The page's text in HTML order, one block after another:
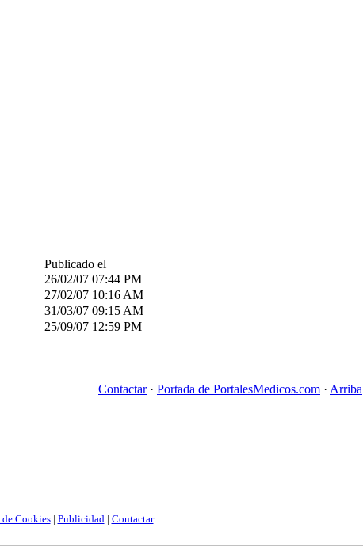
Publicado el
26/02/07 07:44 PM
27/02/07 10:16 AM
31/03/07 09:15 AM
25/09/07 12:59 PM
Contactar· Portada de PortalesMedicos.com · Arriba
Cookies| Publicidad | Contactar